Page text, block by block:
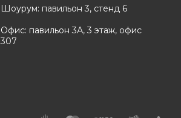
Шоурум: павильон 3, стенд 6
Офис: павильон 3А, 3 этаж, офис
307